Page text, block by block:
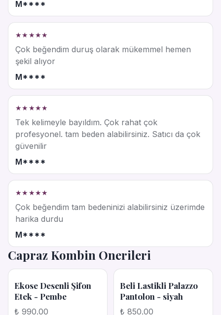
M****
★★★★★
Çok beğendim duruş olarak mükemmel hemen
şekil alıyor
M****
★★★★★
Tek kelimeyle bayıldım. Çok rahat çok
profesyonel. tam beden alabilirsiniz. Satıcı da çok
güvenilir
M****
★★★★★
Çok beğendim tam bedeninizi alabilirsiniz üzerimde
harika durdu
M****
Capraz Kombin Onerileri
Ekose Desenli Şifon
Etek - Pembe
₺ 990.00
Beli Lastikli Palazzo
Pantolon - siyah
₺ 850.00